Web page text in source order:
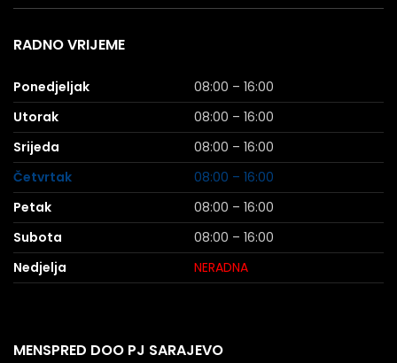
RADNO VRIJEME
Ponedjeljak
08:00 – 16:00
Utorak
08:00 – 16:00
Srijeda
08:00 – 16:00
Četvrtak
08:00 – 16:00
Petak
08:00 – 16:00
Subota
08:00 – 16:00
Nedjelja
NERADNA
MENSPRED DOO PJ SARAJEVO